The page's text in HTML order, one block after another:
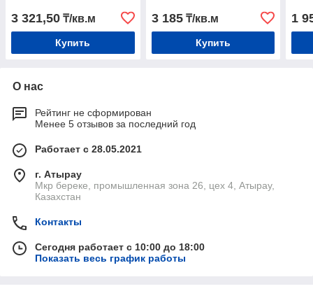
3 321,50 ₸/кв.м
Купить
3 185₸/кв.м
Купить
1
О нас
Рейтинг не сформирован
Менее 5 отзывов за последний год
Работает с 28.05.2021
г. Атырау
Мкр береке, промышленная зона 26, цех 4, Атырау,
Казахстан
Контакты
Сегодня работает с 10:00 до 18:00
Показать весь график работы